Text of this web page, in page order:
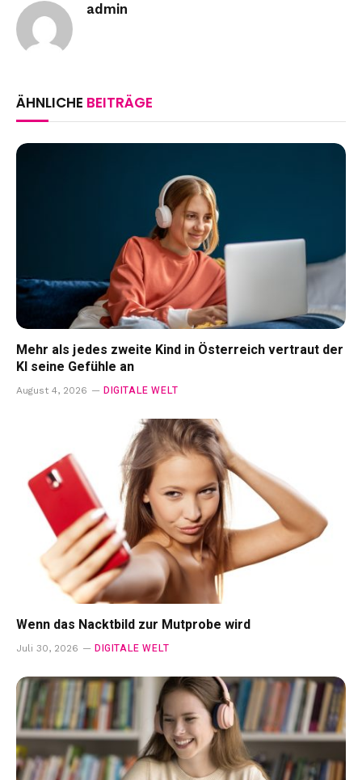
admin
ÄHNLICHE BEITRÄGE
Mehr als jedes zweite Kind in Österreich vertraut der
KI seine Gefühle an
August 4, 2026 DIGITALE WELT
Wenn das Nacktbild zur Mutprobe wird
Juli 30, 2026 DIGITALE WELT